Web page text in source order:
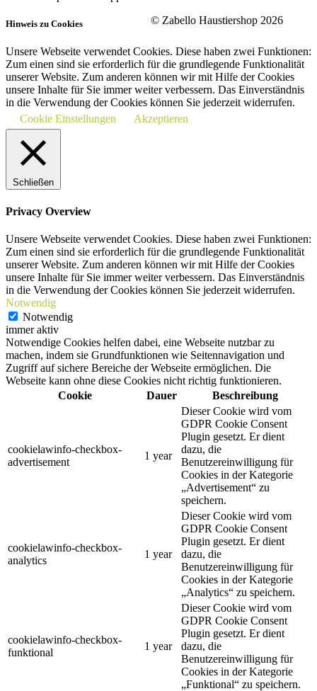
© Zabello Haustiershop 2026
Hinweis zu Cookies
Unsere Webseite verwendet Cookies. Diese haben zwei Funktionen:
Zum einen sind sie erforderlich für die grundlegende Funktionalität
unserer Website. Zum anderen können wir mit Hilfe der Cookies
unsere Inhalte für Sie immer weiter verbessern. Das Einverständnis
in die Verwendung der Cookies können Sie jederzeit widerrufen.
Cookie Einstellungen
Akzeptieren
Schließen
Privacy Overview
Unsere Webseite verwendet Cookies. Diese haben zwei Funktionen:
Zum einen sind sie erforderlich für die grundlegende Funktionalität
unserer Website. Zum anderen können wir mit Hilfe der Cookies
unsere Inhalte für Sie immer weiter verbessern. Das Einverständnis
in die Verwendung der Cookies können Sie jederzeit widerrufen.
Notwendig
Notwendig
immer aktiv
Notwendige Cookies helfen dabei, eine Webseite nutzbar zu
machen, indem sie Grundfunktionen wie Seitennavigation und
Zugriff auf sichere Bereiche der Webseite ermöglichen. Die
Webseite kann ohne diese Cookies nicht richtig funktionieren.
Cookie
Dauer Beschreibung
cookielawinfo-checkbox-
advertisement
1 year
Dieser Cookie wird vom
GDPR Cookie Consent
Plugin gesetzt. Er dient
dazu, die
Benutzereinwilligung für
Cookies in der Kategorie
„Advertisement“ zu
speichern.
cookielawinfo-checkbox-
analytics
1 year
Dieser Cookie wird vom
GDPR Cookie Consent
Plugin gesetzt. Er dient
dazu, die
Benutzereinwilligung für
Cookies in der Kategorie
„Analytics“ zu speichern.
cookielawinfo-checkbox-
funktional
1 year
Dieser Cookie wird vom
GDPR Cookie Consent
Plugin gesetzt. Er dient
dazu, die
Benutzereinwilligung für
Cookies in der Kategorie
„Funktional“ zu speichern.